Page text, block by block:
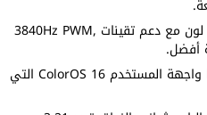
تصل الوانها إلى اكثر من مليار لون مع دعم تقينات 3840Hz PWM,
نظام التشغيل اندرويد 16 بينما واجهة المستخدم ColorOS 16 التي